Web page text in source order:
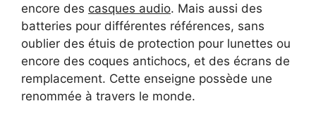
encore des casques audio. Mais aussi des
batteries pour différentes références, sans
oublier des étuis de protection pour lunettes ou
encore des coques antichocs, et des écrans de
remplacement. Cette enseigne possède une
renommée à travers le monde.